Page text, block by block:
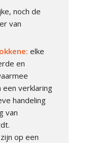
noch de
van
: elke
en
verklaring
handeling
van
op een